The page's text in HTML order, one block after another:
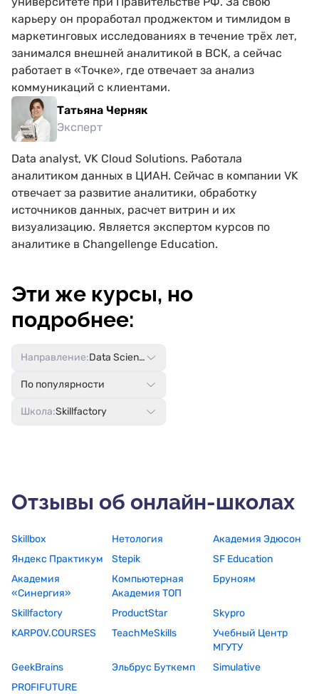
помощи не ждите.<br> И трудоустройства тоже, потому
что джуны в этой теме никому не нужны.<br> <br> Я бы
поставил оценку 3, потому что эрудицию в тематике
машинного обучения курс хорошо поднимает.<br> Но, с
учетом накрученных положительных отзывов,
придется ставить 1.
карьеру он проработал проджектом и тимлидом в
маркетинговых исследованиях в течение трёх лет,
занимался внешней аналитикой в ВСК, а сейчас
работает в «Точке», где отвечает за анализ
коммуникаций с клиентами.
Татьяна Черняк
Эксперт
Data analyst, VK Cloud Solutions. Работала
аналитиком данных в ЦИАН. Сейчас в компании VK
отвечает за развитие аналитики, обработку
источников данных, расчет витрин и их
визуализацию. Является экспертом курсов по
аналитике в Changellenge Education.
Эти же курсы, но
подробнее:
Направление:Data Science
По популярности
Школа:Skillfactory
Отзывы об онлайн-школах
Skillbox Нетология
Академия Эдюсон
Яндекс Практикум
Stepik
SF Education
Академия
«Синергия»
Компьютерная
Академия ТОП
Бруноям
Skillfactory ProductStar
Skypro
KARPOV.COURSES
TeachMeSkills
Учебный Центр
МГУТУ
GeekBrains
Эльбрус Буткемп
Simulative
PROFIFUTURE